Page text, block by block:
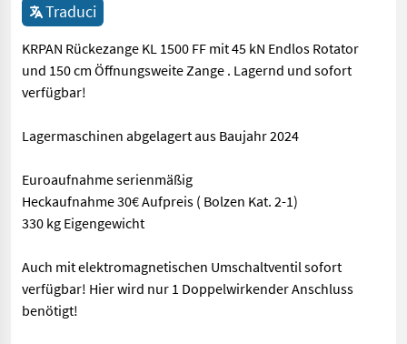
Traduci
KRPAN Rückezange KL 1500 FF mit 45 kN Endlos Rotator
und 150 cm Öffnungsweite Zange . Lagernd und sofort
verfügbar!
Lagermaschinen abgelagert aus Baujahr 2024
Euroaufnahme serienmäßig
Heckaufnahme 30€ Aufpreis ( Bolzen Kat. 2-1)
330 kg Eigengewicht
Auch mit elektromagnetischen Umschaltventil sofort
verfügbar! Hier wird nur 1 Doppelwirkender Anschluss
benötigt!